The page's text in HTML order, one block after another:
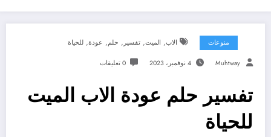
منوعات الاب, الميت, تفسير , حلم, عودة, للحياة
Muhtway 4 نوفمبر، 2023 0 تعليقات
تفسير حلم عودة الاب الميت
للحياة